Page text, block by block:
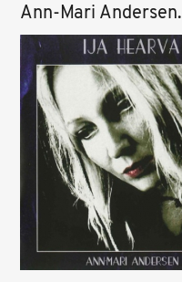
Ann-Mari Andersen.